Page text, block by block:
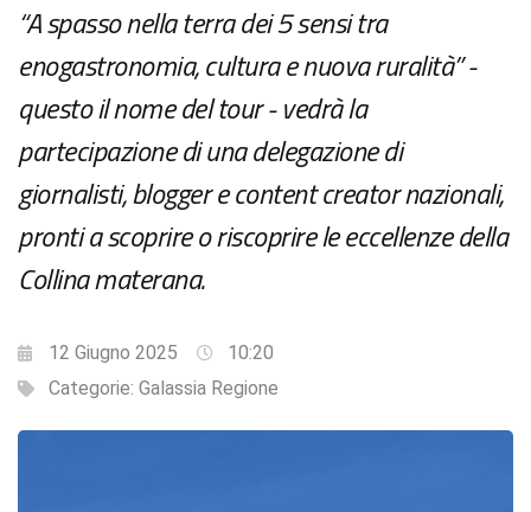
“A spasso nella terra dei 5 sensi tra
enogastronomia, cultura e nuova ruralità” -
questo il nome del tour - vedrà la
partecipazione di una delegazione di
giornalisti, blogger e content creator nazionali,
pronti a scoprire o riscoprire le eccellenze della
Collina materana.
12 Giugno 2025
10:20
Categorie: Galassia Regione